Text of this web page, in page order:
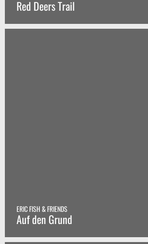
Red Deers Trail
ERIC FISH & FRIENDS
Auf den Grund